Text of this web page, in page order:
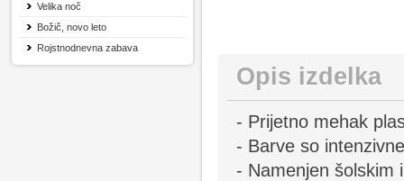
Velika noč
Božič, novo leto
Rojstnodnevna zabava
Opis izdelka
- Prijetno mehak
- Barve so
- Namenjen šolskim